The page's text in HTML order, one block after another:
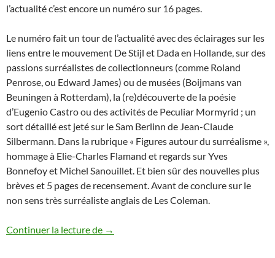
l’actualité c’est encore un numéro sur 16 pages.
Le numéro fait un tour de l’actualité avec des éclairages sur les
liens entre le mouvement De Stijl et Dada en Hollande, sur des
passions surréalistes de collectionneurs (comme Roland
Penrose, ou Edward James) ou de musées (Boijmans van
Beuningen à Rotterdam), la (re)découverte de la poésie
d’Eugenio Castro ou des activités de Peculiar Mormyrid ; un
sort détaillé est jeté sur le Sam Berlinn de Jean-Claude
Silbermann. Dans la rubrique « Figures autour du surréalisme »,
hommage à Elie-Charles Flamand et regards sur Yves
Bonnefoy et Michel Sanouillet. Et bien sûr des nouvelles plus
brèves et 5 pages de recensement. Avant de conclure sur le
non sens très surréaliste anglais de Les Coleman.
Continuer la lecture de Début d’hiver 2017
→